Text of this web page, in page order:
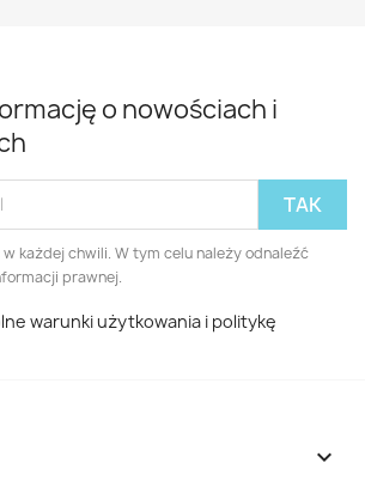
o nowościach i
każdej chwili. W tym celu należy odnaleźć
prawnej.
warunki użytkowania i politykę
